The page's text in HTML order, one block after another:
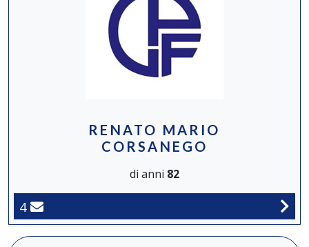
RENATO MARIO
CORSANEGO
di anni 82
4